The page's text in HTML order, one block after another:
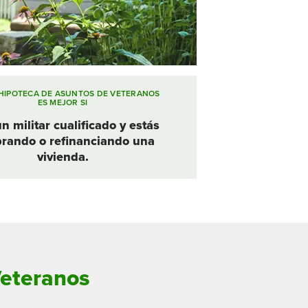
Central Plus
APRENDE MÁS
¿Primera vivienda?
¡Tenemos el préstamo!
APRENDE MÁS
negocios
Soluciones
empresariales
diseñadas para ti
APRENDE MÁS
patrimonio para cada
etapa
APRENDE MÁS
Banca cara a cara con
VideoChat
APRENDE MÁS
DE ASUNTOS DE VETERANOS
ES MEJOR SI
militar cualificado y estás
o refinanciando una
vivienda.